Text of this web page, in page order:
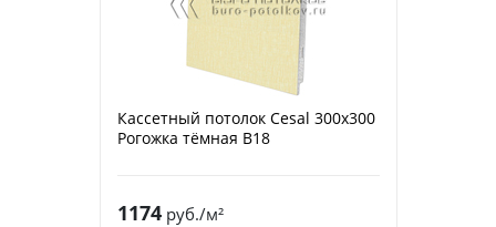
Кассетный потолок Cesal 300х300
Рогожка тёмная В18
1174руб./м²